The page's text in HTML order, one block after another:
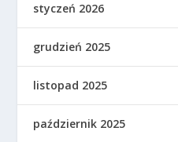
styczeń 2026
grudzień 2025
listopad 2025
październik 2025